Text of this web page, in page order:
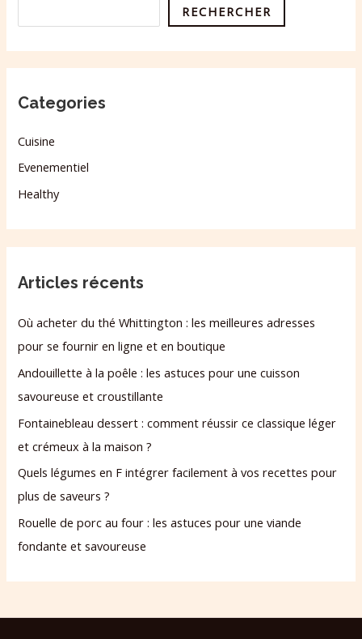
RECHERCHER
Categories
Cuisine
Evenementiel
Healthy
Articles récents
Où acheter du thé Whittington : les meilleures adresses
pour se fournir en ligne et en boutique
Andouillette à la poêle : les astuces pour une cuisson
savoureuse et croustillante
Fontainebleau dessert : comment réussir ce classique léger
et crémeux à la maison ?
Quels légumes en F intégrer facilement à vos recettes pour
plus de saveurs ?
Rouelle de porc au four : les astuces pour une viande
fondante et savoureuse